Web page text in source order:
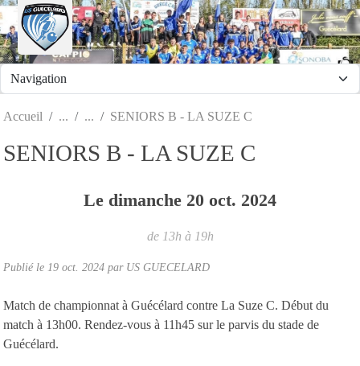
Accueil SENIORS B - LA SUZE C
SENIORS B - LA SUZE C
Le dimanche 20 oct. 2024
de 13h à 19h
Publié le 19 oct. 2024 par US GUECELARD
Match de championnat à Guécélard contre La Suze C. Début du
match à 13h00. Rendez-vous à 11h45 sur le parvis du stade de
Guécélard.
Panneau de gestion des cookies